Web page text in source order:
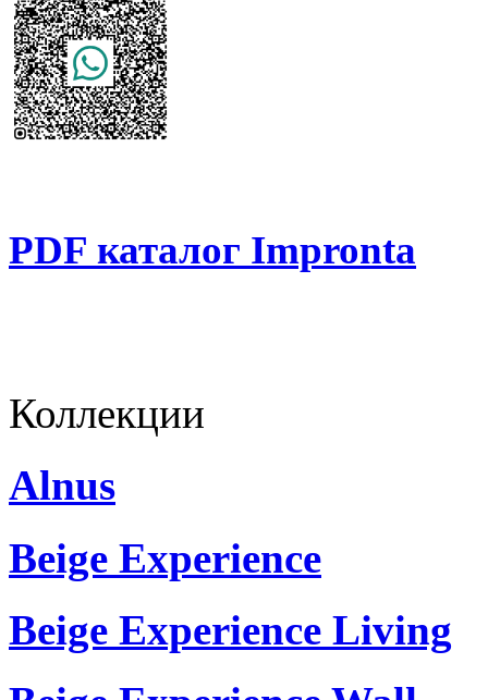
PDF каталог Impronta
Коллекции
Alnus
Beige Experience
Beige Experience Living